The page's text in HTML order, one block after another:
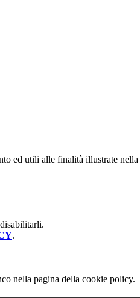
ed utili alle finalità illustrate nella
.
nella pagina della cookie policy.